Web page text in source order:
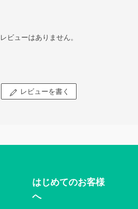
レビューはありません。
レビューを書く
はじめてのお客様
へ